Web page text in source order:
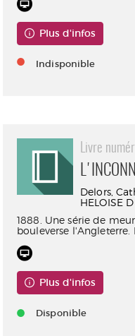
Plus d'infos
Indisponible
Livre
Delors,
HELOISE
1888. Une série de
bouleverse l'Angleterre.
Plus d'infos
Disponible